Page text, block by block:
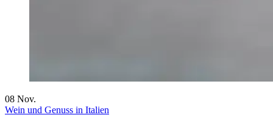
08 Nov.
Wein und Genuss in Italien